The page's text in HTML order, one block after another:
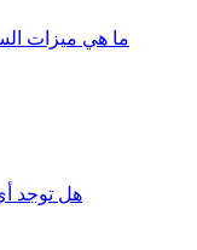
ما هي ميزات
هل توجد